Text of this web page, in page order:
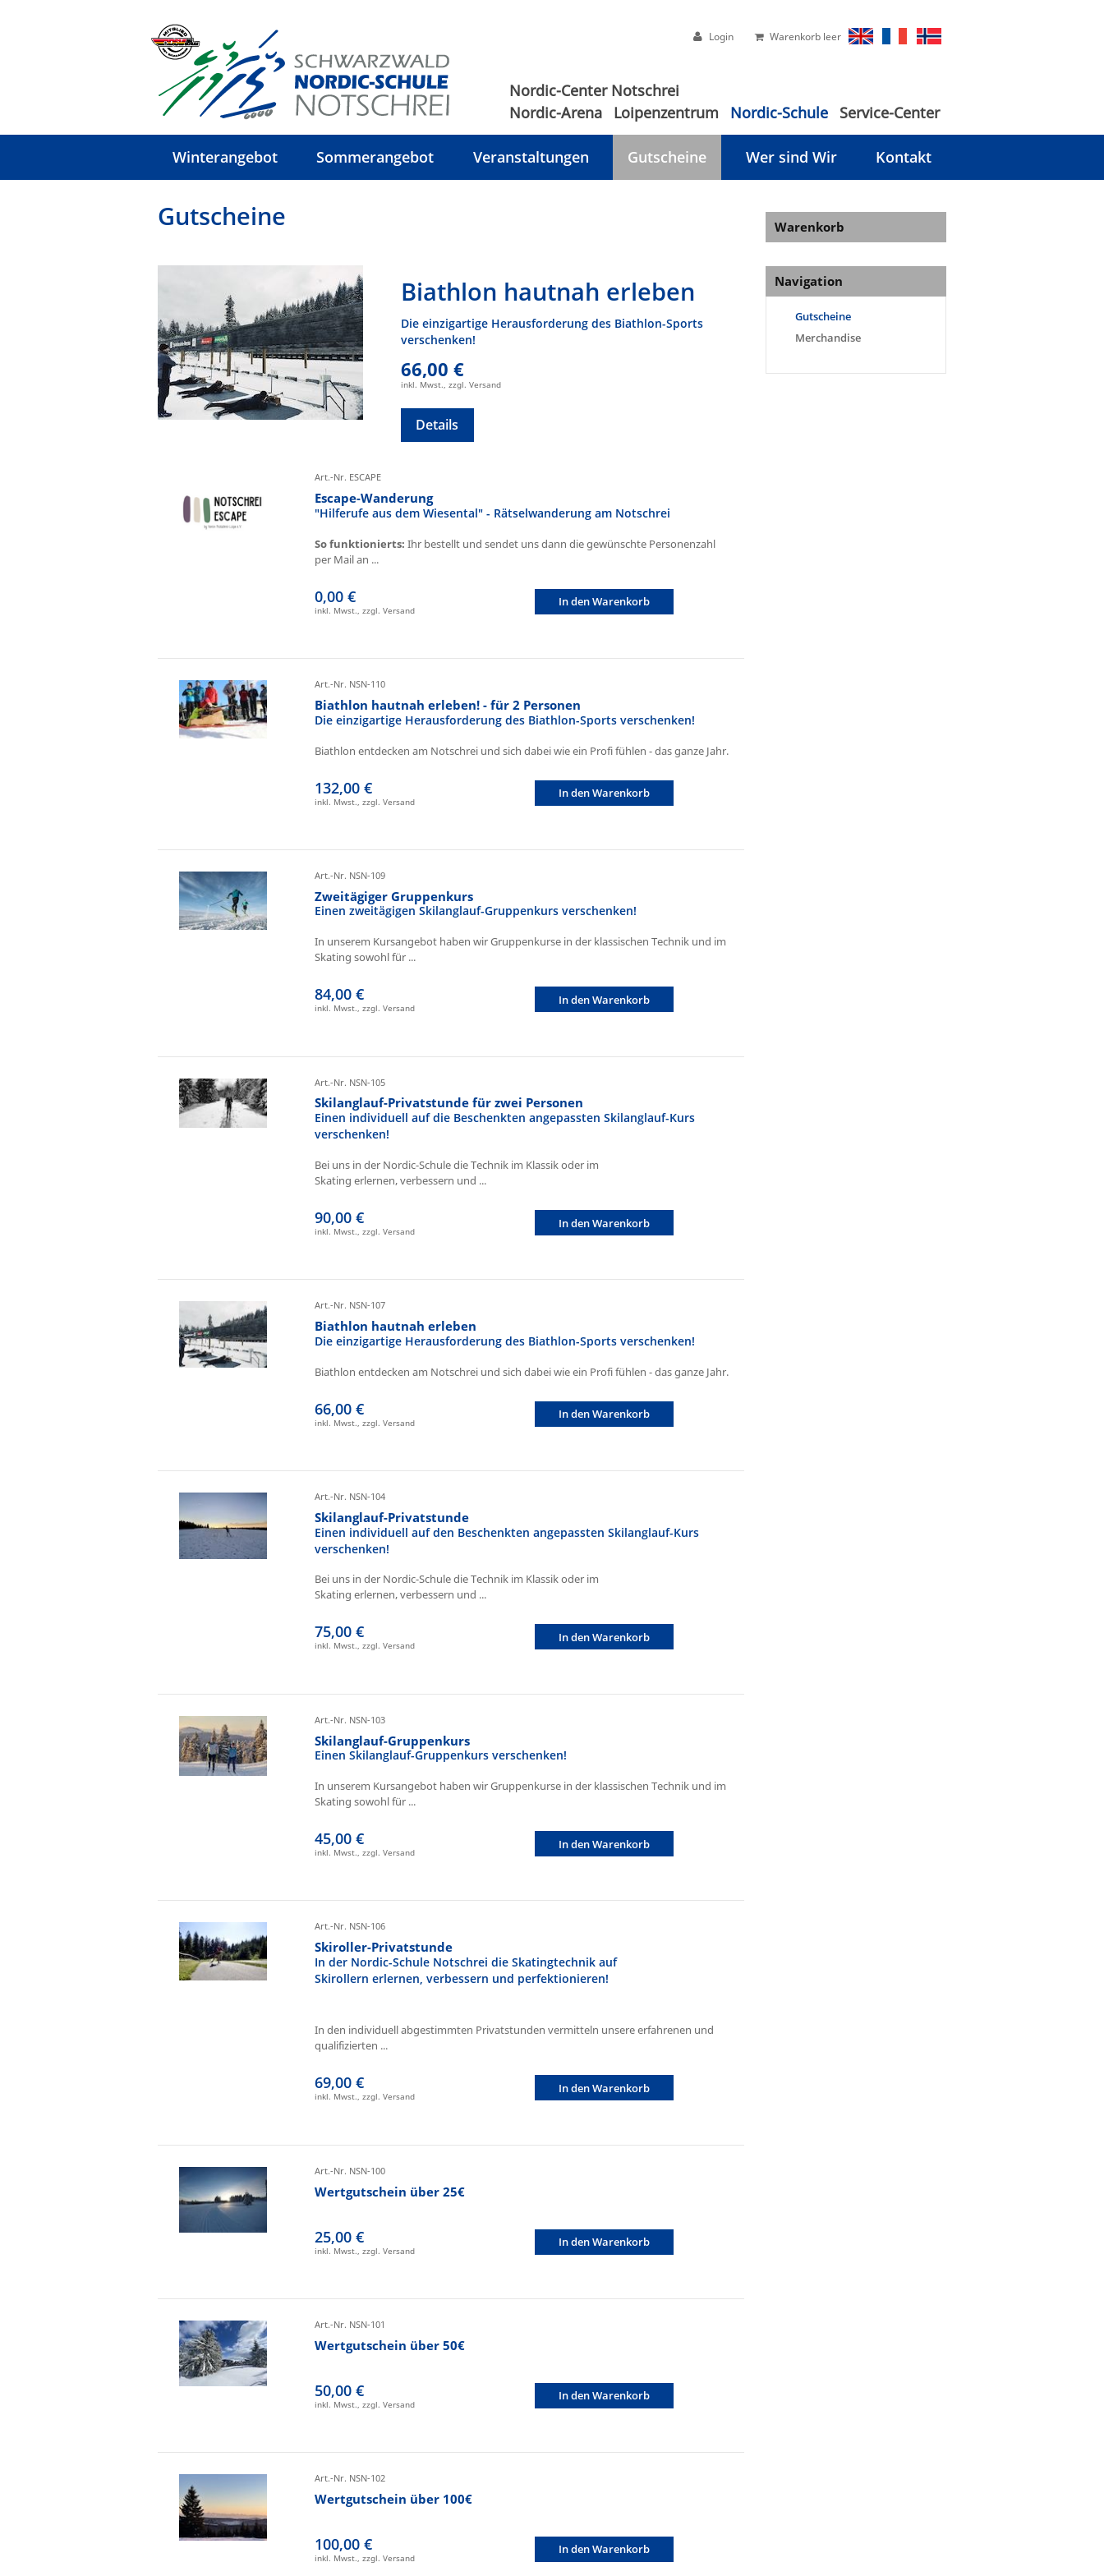
Login Warenkorb leer
Nordic-Center Notschrei
Nordic-Arena
Loipenzentrum Nordic-Schule Service-Center
Winterangebot Sommerangebot Veranstaltungen Gutscheine Wer sind Wir Kontakt
Gutscheine
Biathlon hautnah erleben
Die einzigartige Herausforderung des Biathlon-Sports
verschenken!
66,00 €
inkl. Mwst., zzgl. Versand
Details
Art.-Nr. ESCAPE
Escape-Wanderung
"Hilferufe aus dem Wiesental" - Rätselwanderung am Notschrei
So funktionierts: Ihr bestellt und sendet uns dann die gewünschte Personenzahl
per Mail an ...
0,00 €
inkl. Mwst., zzgl. Versand
In den Warenkorb
Art.-Nr. NSN-110
Biathlon hautnah erleben! - für 2 Personen
Die einzigartige Herausforderung des Biathlon-Sports verschenken!
Biathlon entdecken am Notschrei und sich dabei wie ein Profi fühlen - das ganze Jahr.
132,00 €
inkl. Mwst., zzgl. Versand
In den Warenkorb
Art.-Nr. NSN-109
Zweitägiger Gruppenkurs
Einen zweitägigen Skilanglauf-Gruppenkurs verschenken!
In unserem Kursangebot haben wir Gruppenkurse in der klassischen Technik und im
Skating sowohl für ...
84,00 €
inkl. Mwst., zzgl. Versand
In den Warenkorb
Art.-Nr. NSN-105
Skilanglauf-Privatstunde für zwei Personen
Einen individuell auf die Beschenkten angepassten Skilanglauf-Kurs
verschenken!
Bei uns in der Nordic-Schule die Technik im Klassik oder im
Skating erlernen, verbessern und ...
90,00 €
inkl. Mwst., zzgl. Versand
In den Warenkorb
Art.-Nr. NSN-107
Biathlon hautnah erleben
Die einzigartige Herausforderung des Biathlon-Sports verschenken!
Biathlon entdecken am Notschrei und sich dabei wie ein Profi fühlen - das ganze Jahr.
66,00 €
inkl. Mwst., zzgl. Versand
In den Warenkorb
Art.-Nr. NSN-104
Skilanglauf-Privatstunde
Einen individuell auf den Beschenkten angepassten Skilanglauf-Kurs
verschenken!
Bei uns in der Nordic-Schule die Technik im Klassik oder im
Skating erlernen, verbessern und ...
75,00 €
inkl. Mwst., zzgl. Versand
In den Warenkorb
Art.-Nr. NSN-103
Skilanglauf-Gruppenkurs
Einen Skilanglauf-Gruppenkurs verschenken!
In unserem Kursangebot haben wir Gruppenkurse in der klassischen Technik und im
Skating sowohl für ...
45,00 €
inkl. Mwst., zzgl. Versand
In den Warenkorb
Art.-Nr. NSN-106
Skiroller-Privatstunde
In der Nordic-Schule Notschrei die Skatingtechnik auf
Skirollern erlernen, verbessern und perfektionieren!
In den individuell abgestimmten Privatstunden vermitteln unsere erfahrenen und
qualifizierten ...
69,00 €
inkl. Mwst., zzgl. Versand
In den Warenkorb
Art.-Nr. NSN-100
Wertgutschein über 25€
25,00 €
inkl. Mwst., zzgl. Versand
In den Warenkorb
Art.-Nr. NSN-101
Wertgutschein über 50€
50,00 €
inkl. Mwst., zzgl. Versand
In den Warenkorb
Art.-Nr. NSN-102
Wertgutschein über 100€
100,00 €
inkl. Mwst., zzgl. Versand
In den Warenkorb
Warenkorb
Navigation
Gutscheine
Merchandise